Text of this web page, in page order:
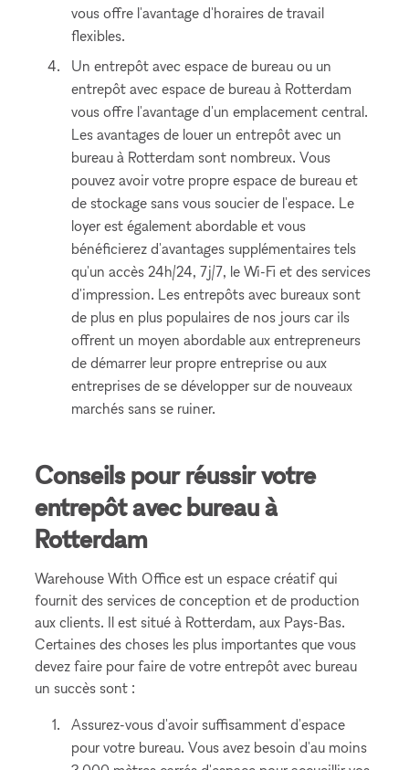
vous offre l'avantage d'horaires de travail
flexibles.
Un entrepôt avec espace de bureau ou un
entrepôt avec espace de bureau à Rotterdam
vous offre l'avantage d'un emplacement central.
Les avantages de louer un entrepôt avec un
bureau à Rotterdam sont nombreux. Vous
pouvez avoir votre propre espace de bureau et
de stockage sans vous soucier de l'espace. Le
loyer est également abordable et vous
bénéficierez d'avantages supplémentaires tels
qu'un accès 24h/24, 7j/7, le Wi-Fi et des services
d'impression. Les entrepôts avec bureaux sont
de plus en plus populaires de nos jours car ils
offrent un moyen abordable aux entrepreneurs
de démarrer leur propre entreprise ou aux
entreprises de se développer sur de nouveaux
marchés sans se ruiner.
Conseils pour réussir votre
entrepôt avec bureau à
Rotterdam
Warehouse With Office est un espace créatif qui
fournit des services de conception et de production
aux clients. Il est situé à Rotterdam, aux Pays-Bas.
Certaines des choses les plus importantes que vous
devez faire pour faire de votre entrepôt avec bureau
un succès sont :
Assurez-vous d'avoir suffisamment d'espace
pour votre bureau. Vous avez besoin d'au moins